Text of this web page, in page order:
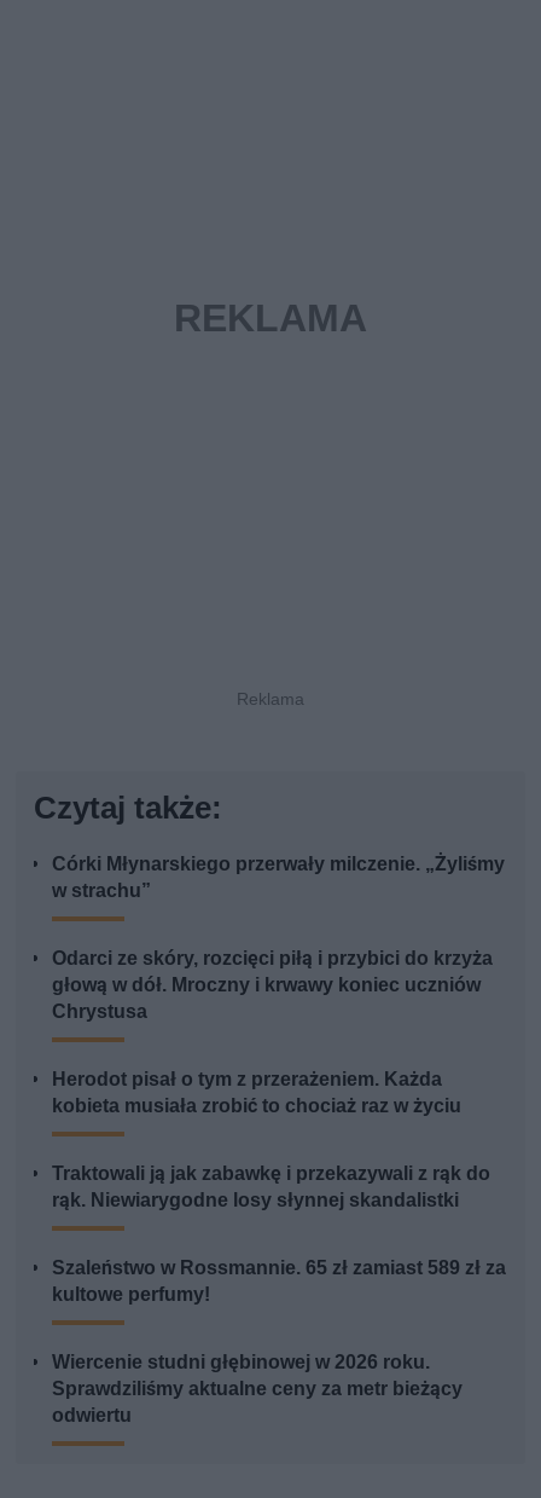
Czytaj także:
Córki Młynarskiego przerwały milczenie. „Żyliśmy
w strachu”
Odarci ze skóry, rozcięci piłą i przybici do krzyża
głową w dół. Mroczny i krwawy koniec uczniów
Chrystusa
Herodot pisał o tym z przerażeniem. Każda
kobieta musiała zrobić to chociaż raz w życiu
Traktowali ją jak zabawkę i przekazywali z rąk do
rąk. Niewiarygodne losy słynnej skandalistki
Szaleństwo w Rossmannie. 65 zł zamiast 589 zł za
kultowe perfumy!
Wiercenie studni głębinowej w 2026 roku.
Sprawdziliśmy aktualne ceny za metr bieżący
odwiertu